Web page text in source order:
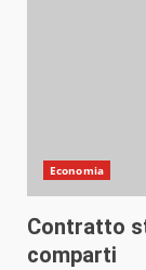
Economia
Contratto
comparti